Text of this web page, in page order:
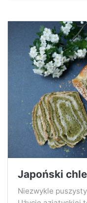
Japoński
Niezwykle